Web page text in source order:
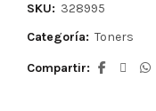
SKU: 328995
Categoría: Toners
Compartir